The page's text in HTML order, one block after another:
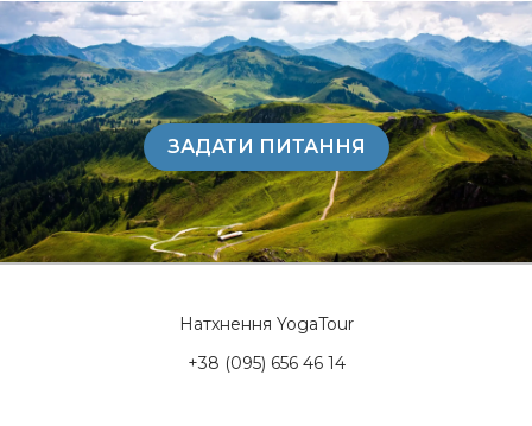
ЗАДАТИ ПИТАННЯ
Натхнення YogaTour
+38 (095) 656 46 14